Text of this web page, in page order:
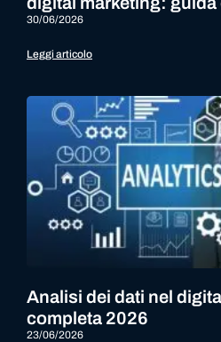
30/06/2026
Leggi articolo
Analisi dei dati nel
completa 2026
23/06/2026